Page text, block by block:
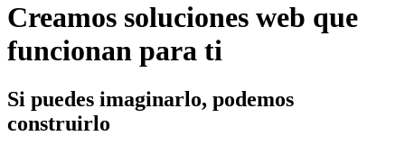
Creamos soluciones web que
funcionan para ti
Si puedes imaginarlo, podemos
construirlo